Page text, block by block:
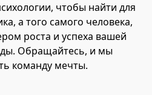
чтобы найти для
а того самого человека,
роста и успеха вашей
Обращайтесь, и мы
команду мечты.